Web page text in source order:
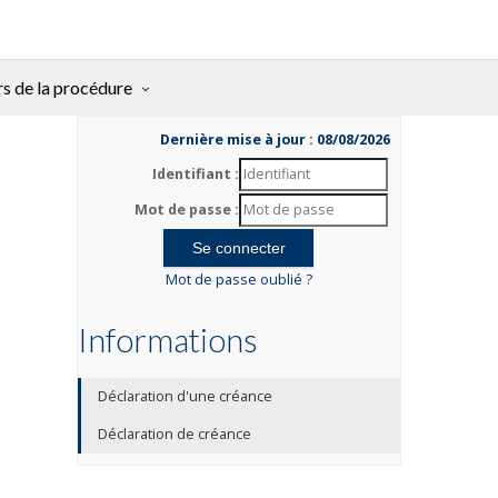
de la procédure
Dernière mise à jour : 08/08/2026
Identifiant :
Mot de passe :
Mot de passe oublié ?
Informations
Déclaration d'une créance
Déclaration de créance